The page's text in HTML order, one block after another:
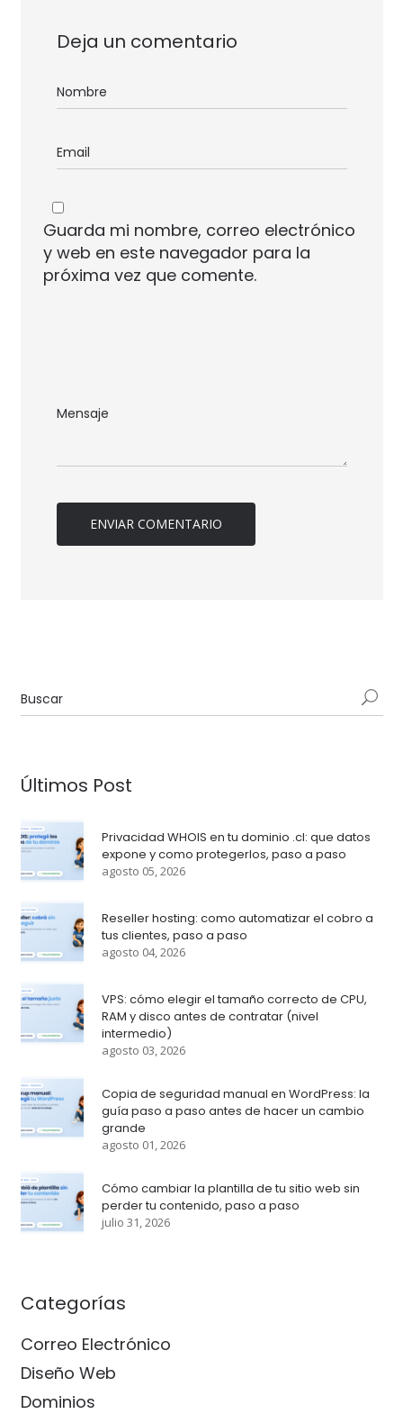
Deja un comentario
Guarda mi nombre, correo electrónico
y web en este navegador para la
próxima vez que comente.
Últimos Post
Privacidad WHOIS en tu dominio .cl: que datos
expone y como protegerlos, paso a paso
agosto 05, 2026
Reseller hosting: como automatizar el cobro a
tus clientes, paso a paso
agosto 04, 2026
VPS: cómo elegir el tamaño correcto de CPU,
RAM y disco antes de contratar (nivel
intermedio)
agosto 03, 2026
Copia de seguridad manual en WordPress: la
guía paso a paso antes de hacer un cambio
grande
agosto 01, 2026
Cómo cambiar la plantilla de tu sitio web sin
perder tu contenido, paso a paso
julio 31, 2026
Categorías
Correo Electrónico
Diseño Web
Dominios